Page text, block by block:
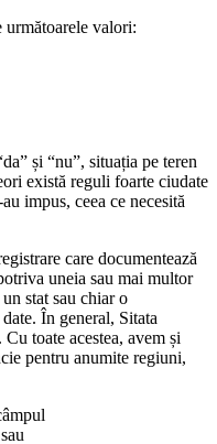
următoarele valori:
și “nu”, situația pe teren
există reguli foarte ciudate
impus, ceea ce necesită
care documentează
uneia sau mai multor
stat sau chiar o
În general, Sitata
toate acestea, avem și
pentru anumite regiuni,
sau